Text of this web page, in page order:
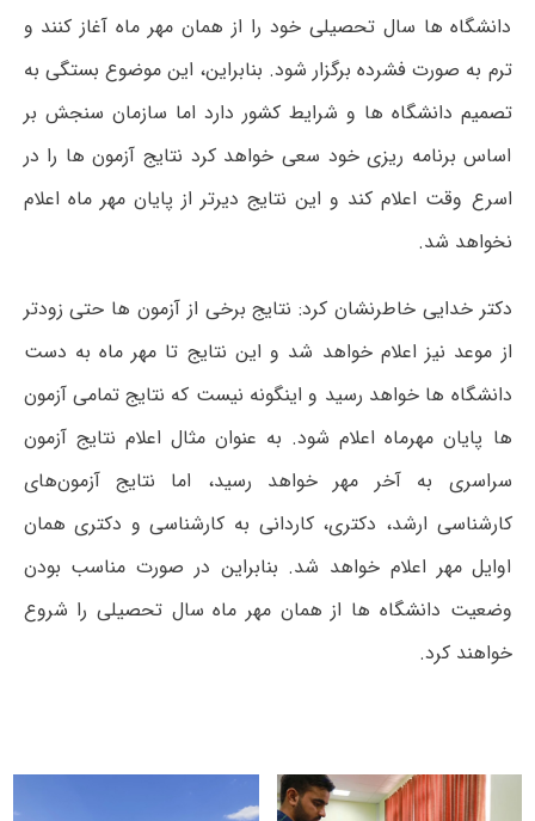
دانشگاه ها سال تحصیلی خود را از همان مهر ماه آغاز کنند و
ترم به صورت فشرده برگزار شود. بنابراین، این موضوع بستگی به
تصمیم دانشگاه ها و شرایط کشور دارد اما سازمان سنجش بر
اساس برنامه ریزی خود سعی خواهد کرد نتایج آزمون ها را در
اسرع وقت اعلام کند و این نتایج دیرتر از پایان مهر ماه اعلام
نخواهد شد.
دکتر خدایی خاطرنشان کرد: نتایج برخی از آزمون ها حتی زودتر
از موعد نیز اعلام خواهد شد و این نتایج تا مهر ماه به دست
دانشگاه ها خواهد رسید و اینگونه نیست که نتایج تمامی آزمون
ها پایان مهرماه اعلام شود. به عنوان مثال اعلام نتایج آزمون
سراسری به آخر مهر خواهد رسید، اما نتایج آزمون‌های
کارشناسی ارشد، دکتری، کاردانی به کارشناسی و دکتری همان
اوایل مهر اعلام خواهد شد. بنابراین در صورت مناسب بودن
وضعیت دانشگاه ها از همان مهر ماه سال تحصیلی را شروع
خواهند کرد.